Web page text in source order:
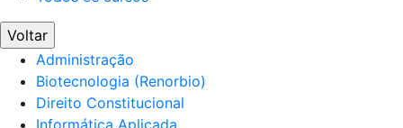
Voltar
Administração
Biotecnologia (Renorbio)
Direito Constitucional